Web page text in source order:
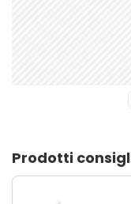
Prodotti